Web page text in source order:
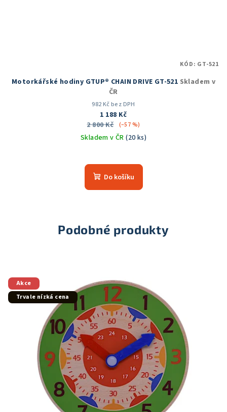
Motorkářské hodiny GTUP® CHAIN DRIVE GT-521 Skladem v
ČR
982 Kč bez DPH
1 188 Kč
2 800 Kč
(–57 %)
Skladem v ČR(20 ks)
hodnocení
produktu
hvězdiček.
Do košíku
KÓD: GT-521
Podobné produkty
Akce
Trvale nízká cena